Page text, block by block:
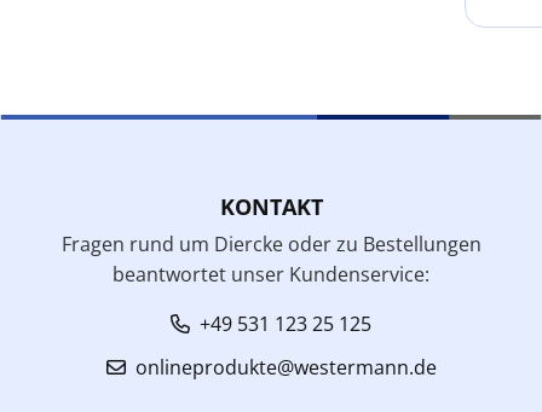
KONTAKT
Fragen rund um Diercke oder zu Bestellungen
beantwortet unser Kundenservice:
+49 531 123 25 125
onlineprodukte@westermann.de